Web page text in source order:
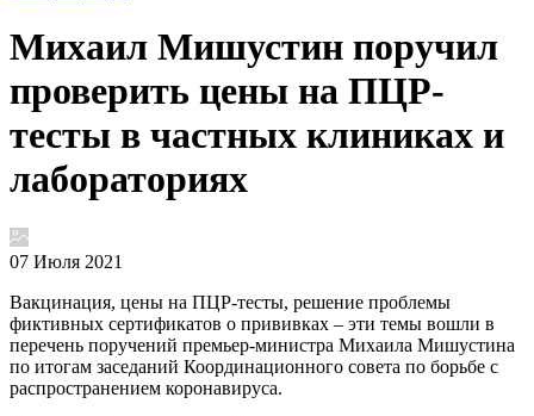
Михаил Мишустин поручил
проверить цены на ПЦР-
тесты в частных клиниках и
лабораториях
07 Июля 2021
Вакцинация, цены на ПЦР-тесты, решение проблемы
фиктивных сертификатов о прививках – эти темы вошли в
перечень поручений премьер-министра Михаила Мишустина
по итогам заседаний Координационного совета по борьбе с
распространением коронавируса.